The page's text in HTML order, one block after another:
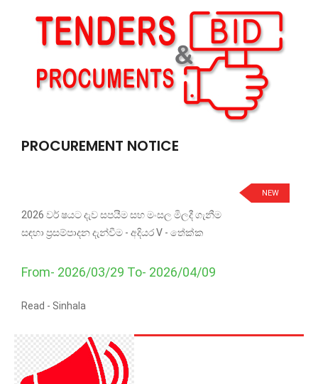
PROCUREMENT NOTICE
NEW
2026 වර් ෂයට දැව සපයීම සහ මංසල මිලදී ගැනීම
සඳහා ප්‍රසම්පාදන දැන්වීම - අදියර V - තේක්ක
From- 2026/03/29 To- 2026/04/09
Read - Sinhala